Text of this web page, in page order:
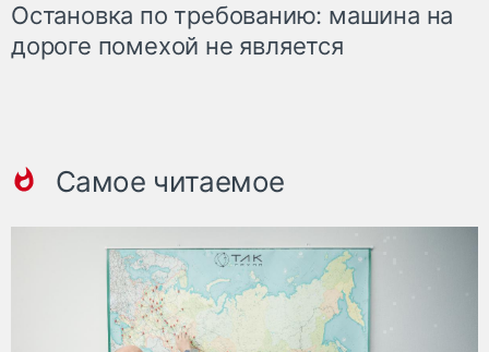
Остановка по требованию: машина на
дороге помехой не является
Самое читаемое